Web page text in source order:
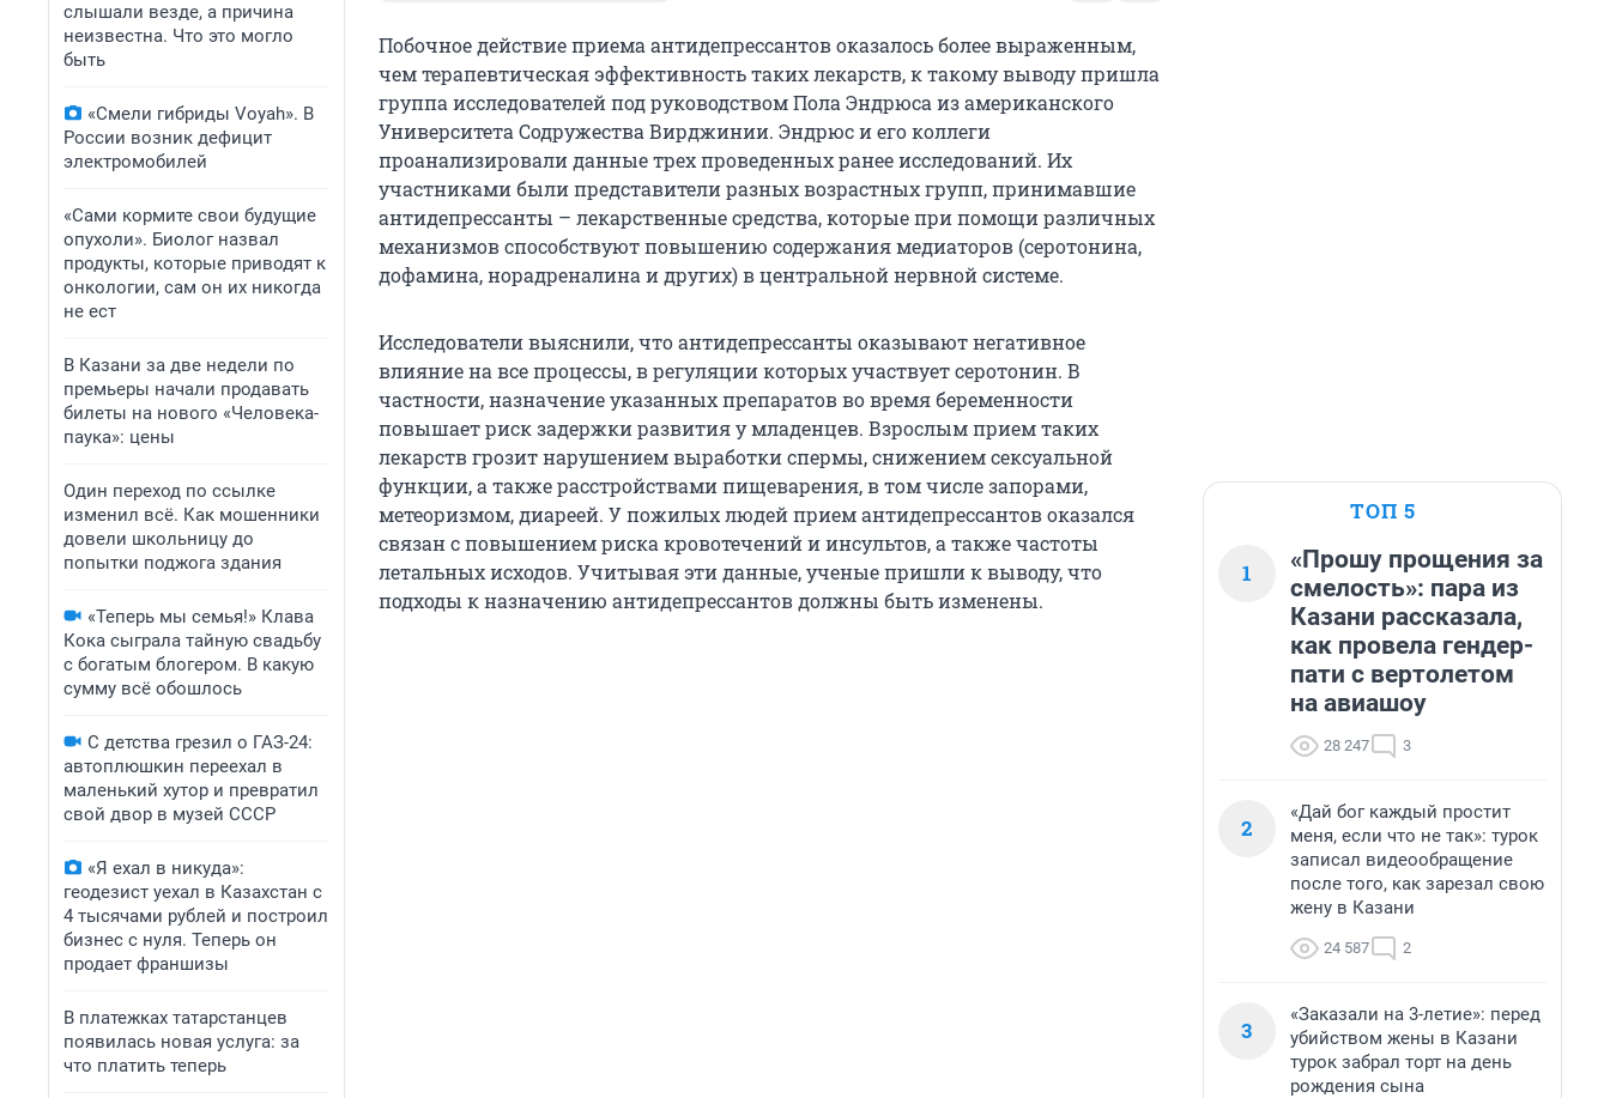
слышали везде, а причина
неизвестна. Что это могло
быть
«Смели гибриды Voyah». В
России возник дефицит
электромобилей
«Сами кормите свои будущие
опухоли». Биолог назвал
продукты, которые приводят к
онкологии, сам он их никогда
не ест
В Казани за две недели по
премьеры начали продавать
билеты на нового «Человека-
паука»: цены
Один переход по ссылке
изменил всё. Как мошенники
довели школьницу до
попытки поджога здания
«Теперь мы семья!» Клава
Кока сыграла тайную свадьбу
с богатым блогером. В какую
сумму всё обошлось
С детства грезил о ГАЗ-24:
автоплюшкин переехал в
маленький хутор и превратил
свой двор в музей СССР
«Я ехал в никуда»:
геодезист уехал в Казахстан с
4 тысячами рублей и построил
бизнес с нуля. Теперь он
продает франшизы
В платежках татарстанцев
появилась новая услуга: за
что платить теперь
Побочное действие приема антидепрессантов оказалось более выраженным,
чем терапевтическая эффективность таких лекарств, к такому выводу пришла
группа исследователей под руководством Пола Эндрюса из американского
Университета Содружества Вирджинии. Эндрюс и его коллеги
проанализировали данные трех проведенных ранее исследований. Их
участниками были представители разных возрастных групп, принимавшие
антидепрессанты – лекарственные средства, которые при помощи различных
механизмов способствуют повышению содержания медиаторов (серотонина,
дофамина, норадреналина и других) в центральной нервной системе.
Исследователи выяснили, что антидепрессанты оказывают негативное
влияние на все процессы, в регуляции которых участвует серотонин. В
частности, назначение указанных препаратов во время беременности
повышает риск задержки развития у младенцев. Взрослым прием таких
лекарств грозит нарушением выработки спермы, снижением сексуальной
функции, а также расстройствами пищеварения, в том числе запорами,
метеоризмом, диареей. У пожилых людей прием антидепрессантов оказался
связан с повышением риска кровотечений и инсультов, а также частоты
летальных исходов. Учитывая эти данные, ученые пришли к выводу, что
подходы к назначению антидепрессантов должны быть изменены.
ТОП 5
1
«Прошу прощения за
смелость»: пара из
Казани рассказала,
как провела гендер-
пати с вертолетом
на авиашоу
28 247 3
2
«Дай бог каждый простит
меня, если что не так»: турок
записал видеообращение
после того, как зарезал свою
жену в Казани
24 587 2
3
«Заказали на 3-летие»: перед
убийством жены в Казани
турок забрал торт на день
рождения сына